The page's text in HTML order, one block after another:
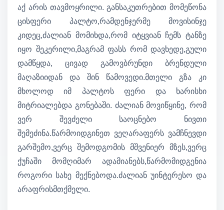
აქ არის თავმოყრილი. განსაკუთრებით მომეწონა
ცისფერი პალტო,რამდენჯერმე მოვისინჯე
კიდეც,ძალიან მომიხდა,რომ იტყვიან ჩემს ტანზე
იყო შეკერილი,მაგრამ ფასს რომ დავხედე,გული
დამწყდა, ცივად გამოვბრუნდი ბრენდული
მაღაზიიდან და შინ წამოვედი.მთელი გზა კი
მხოლოდ იმ პალტოს ფერი და ხარისხი
მიტრიალებდა გონებაში. ძალიან მოვიწყინე, რომ
ვერ შევძელი საოცნებო ნივთი
შემეძინა.წარმოიდგინეთ ვეღარაფერს ვამჩნევდი
გარშემო,ვერც შემოდგომის მშვენიერ მზეს,ვერც
ქუჩაში მომღიმარ ადამიანებს,წარმომიდგენია
როგორი სახე მექნებოდა.ძალიან უინტერესო და
არაფრისმთქმელი.